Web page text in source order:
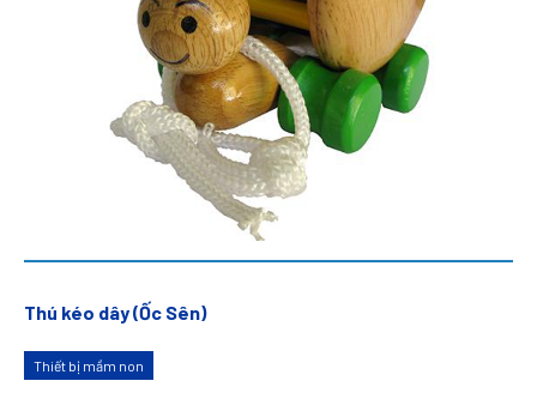
Thú kéo dây (Ốc Sên)
Thiết bị mầm non